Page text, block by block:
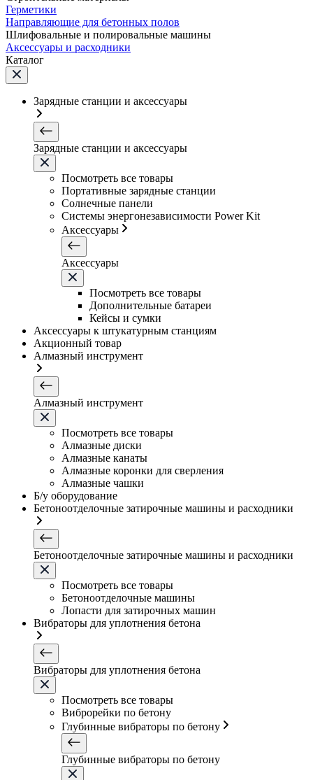
Герметики
Направляющие для бетонных полов
Шлифовальные и полировальные машины
Аксессуары и расходники
Каталог
Зарядные станции и аксессуары
Зарядные станции и аксессуары
Посмотреть все товары
Портативные зарядные станции
Солнечные панели
Системы энергонезависимости Power Kit
Аксессуары
Аксессуары
Посмотреть все товары
Дополнительные батареи
Кейсы и сумки
Аксессуары к штукатурным станциям
Акционный товар
Алмазный инструмент
Алмазный инструмент
Посмотреть все товары
Алмазные диски
Алмазные канаты
Алмазные коронки для сверления
Алмазные чашки
Б/у оборудование
Бетоноотделочные затирочные машины и расходники
Бетоноотделочные затирочные машины и расходники
Посмотреть все товары
Бетоноотделочные машины
Лопасти для затирочных машин
Вибраторы для уплотнения бетона
Вибраторы для уплотнения бетона
Посмотреть все товары
Виброрейки по бетону
Глубинные вибраторы по бетону
Глубинные вибраторы по бетону